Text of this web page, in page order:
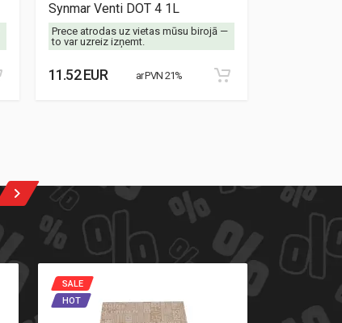
Synmar Venti DOT 4 1L
Prece atrodas uz vietas mūsu birojā —
to var uzreiz izņemt.
11.52 EUR ar PVN 21%
SALE
HOT